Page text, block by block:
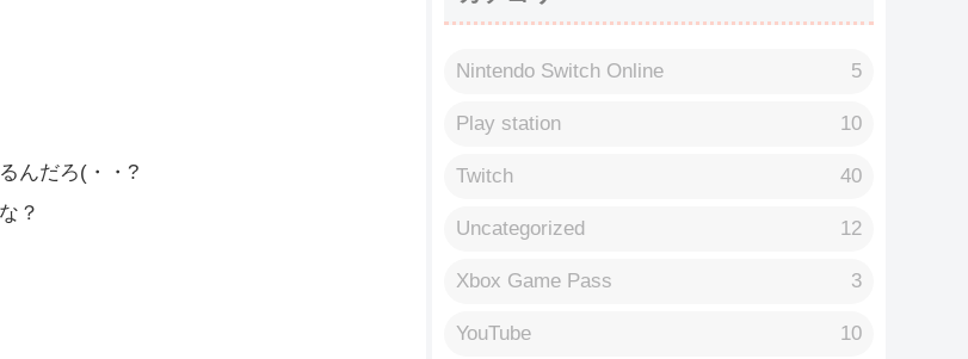
Nintendo Switch Online 5
Play station 10
Twitch 40
Uncategorized 12
Xbox Game Pass 3
YouTube 10